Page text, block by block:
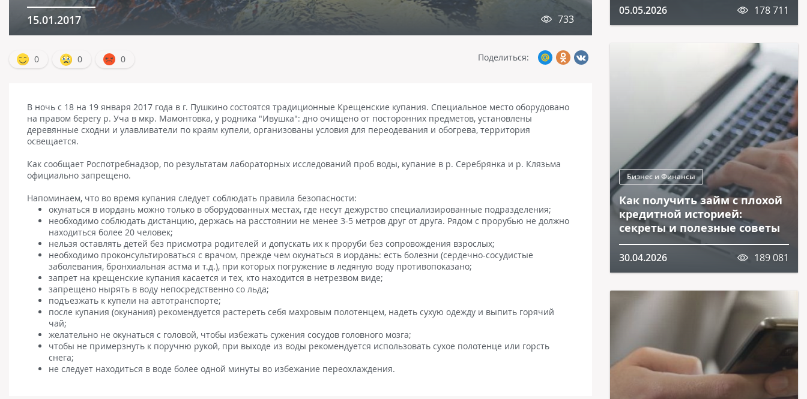
15.01.2017 733
0 0 0 Поделиться:
В ночь с 18 на 19 января 2017 года в г. Пушкино состоятся традиционные Крещенские купания. Специальное место оборудовано
на правом берегу р. Уча в мкр. Мамонтовка, у родника "Ивушка": дно очищено от посторонних предметов, установлены
деревянные сходни и улавливатели по краям купели, организованы условия для переодевания и обогрева, территория
освещается.
Как сообщает Роспотребнадзор, по результатам лабораторных исследований проб воды, купание в р. Серебрянка и р. Клязьма
официально запрещено.
Напоминаем, что во время купания следует соблюдать правила безопасности:
окунаться в иордань можно только в оборудованных местах, где несут дежурство специализированные подразделения;
необходимо соблюдать дистанцию, держась на расстоянии не менее 3-5 метров друг от друга. Рядом с прорубью не должно
находиться более 20 человек;
нельзя оставлять детей без присмотра родителей и допускать их к проруби без сопровождения взрослых;
необходимо проконсультироваться с врачом, прежде чем окунаться в иордань: есть болезни (сердечно-сосудистые
заболевания, бронхиальная астма и т.д.), при которых погружение в ледяную воду противопоказано;
запрет на крещенские купания касается и тех, кто находится в нетрезвом виде;
запрещено нырять в воду непосредственно со льда;
подъезжать к купели на автотранспорте;
после купания (окунания) рекомендуется растереть себя махровым полотенцем, надеть сухую одежду и выпить горячий
чай;
желательно не окунаться с головой, чтобы избежать сужения сосудов головного мозга;
чтобы не примерзнуть к поручню рукой, при выходе из воды рекомендуется использовать сухое полотенце или горсть
снега;
не следует находиться в воде более одной минуты во избежание переохлаждения.
05.05.2026 178 711
Бизнес и Финансы
Как получить займ с плохой
кредитной историей:
секреты и полезные советы
30.04.2026 189 081